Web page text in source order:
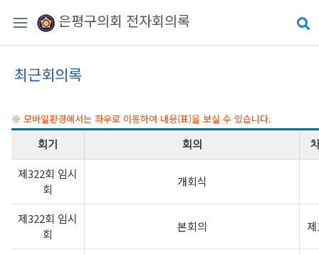
은평구의회 전자회의록
최근회의록
※ 모바일환경에서는 좌우로 이동하여 내용(표)을 보실 수 있습니다.
회기 회의
제322회 임시
회
개회식
제322회 임시
회
본회의